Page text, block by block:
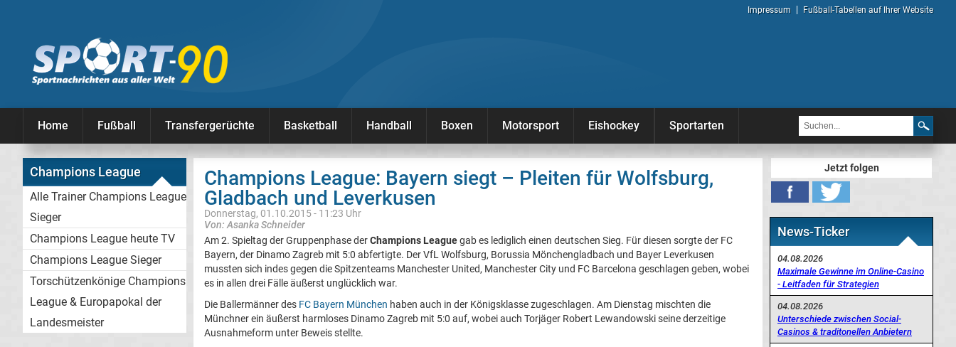
Impressum Fußball-Tabellen auf Ihrer Website
Home Fußball Transfergerüchte Basketball Handball Boxen Motorsport Eishockey Sportarten
Champions League
Alle Trainer Champions League
Sieger
Champions League heute TV
Champions League Sieger
Torschützenkönige Champions
League & Europapokal der
Landesmeister
Champions League: Bayern siegt – Pleiten für Wolfsburg,
Gladbach und Leverkusen
Donnerstag, 01.10.2015 - 11:23 Uhr
Von: Asanka Schneider
Am 2. Spieltag der Gruppenphase derChampions Leaguegab es lediglich einen deutschen Sieg. Für diesen sorgte der FC
Bayern, der Dinamo Zagreb mit 5:0 abfertigte. Der VfL Wolfsburg, Borussia Mönchengladbach und Bayer Leverkusen
mussten sich indes gegen die Spitzenteams Manchester United, Manchester City und FC Barcelona geschlagen geben, wobei
es in allen drei Fälle äußerst unglücklich war.
Die Ballermänner des FC Bayern München haben auch in der Königsklasse zugeschlagen. Am Dienstag mischten die
Münchner ein äußerst harmloses Dinamo Zagreb mit 5:0 auf, wobei auch Torjäger Robert Lewandowski seine derzeitige
Ausnahmeform unter Beweis stellte.
Jetzt folgen
News-Ticker
04.08.2026
Maximale Gewinne im Online-Casino
- Leitfaden für Strategien
04.08.2026
Unterschiede zwischen Social-
Casinos & traditonellen Anbietern